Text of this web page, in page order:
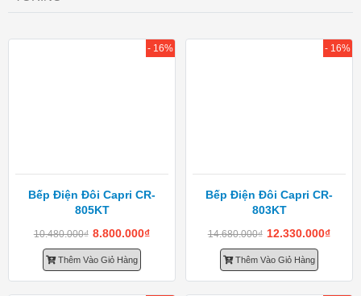
Bếp Điện Đôi Capri CR-
805KT
10.480.000₫ 8.800.000₫
Thêm Vào Giỏ Hàng
- 16%
Bếp Điện Đôi Capri CR-
803KT
14.680.000₫ 12.330.000₫
Thêm Vào Giỏ Hàng
- 16%